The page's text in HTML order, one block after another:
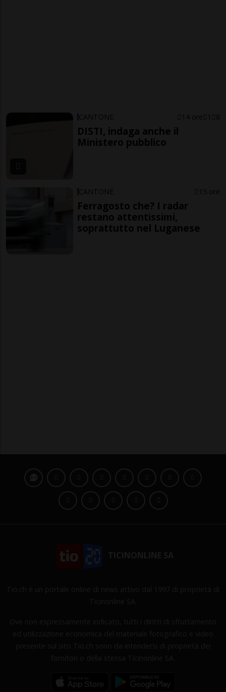
CANTONE 14 ore 1 8
DISTI, indaga anche il
Ministero pubblico
CANTONE 15 ore
Ferragosto che? I radar
restano attentissimi,
soprattutto nel Luganese